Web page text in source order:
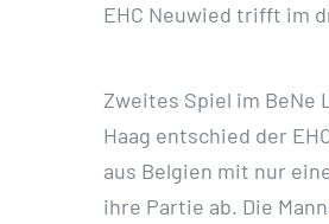
EHC Neuwied trifft im
Zweites Spiel im BeNe
Haag entschied der
aus Belgien mit nur
ihre Partie ab. Die